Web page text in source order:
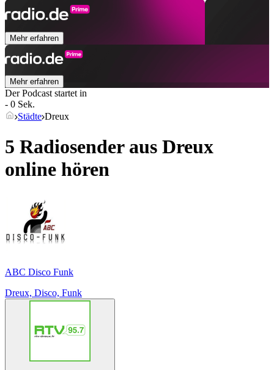
Mehr erfahren
Mehr erfahren
Der Podcast startet in
- 0 Sek.
Städte Dreux
5 Radiosender aus Dreux
online hören
ABC Disco Funk
Dreux, Disco, Funk